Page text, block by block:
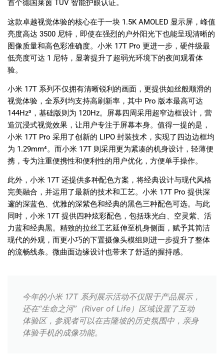
首个德国莱茵 TÜV 智能护眼认证。
这款卓越视觉体验的核心在于一块 1.5K AMOLED 显示屏，峰值
亮度高达 3500 尼特，即使在强烈的户外阳光下也能呈现清晰的
图像质量和高色彩准确度。小米 17T Pro 更进一步，硬件级最
低亮度可达 1 尼特，显著提升了超弱光环境下的夜间观看体
验。
小米 17T 系列不仅拥有清晰锐利的画面，更提供如丝般顺滑的
视觉体验，全系列均支持高刷新率，其中 Pro 版本最高可达
144Hz³ ，基础版则为 120Hz。屏幕四周采用超窄边框设计，营
造沉浸式视觉效果，让用户专注于屏幕本身。值得一提的是，
小米 17T Pro 采用了创新的 LIPO 封装技术，实现了四边边框均
为 1.29mm⁴。而小米 17T 则采用更为紧凑的机身设计，轻薄便
携，专为注重便携性和便利性的用户优化，方便单手操作。
此外，小米 17T 还提供多种配色方案，将经典设计与现代风格
完美融合，并运用了最新的技术和工艺。小米 17T Pro 提供深
邃的深蓝色、优雅的深紫色和经典的黑色三种配色可选。与此
同时，小米 17T 提供四种炫彩配色，包括珠光白、空灵紫、活
力蓝和经典黑。精致的拉丝工艺延伸至机身侧面，赋予其简洁
现代的外观，而更小巧的下置摄像头模组则进一步提升了整体
的流畅线条。微曲面边缘设计也带来了舒适的握持感。
今年的小米 17T 系列展示活动不仅限于产品展示，
还在“生命之河”（River of Life）区域设置了互动
体验区，参观者可以在吉隆坡的历史氛围中，亲身
体验手机的成像功能。